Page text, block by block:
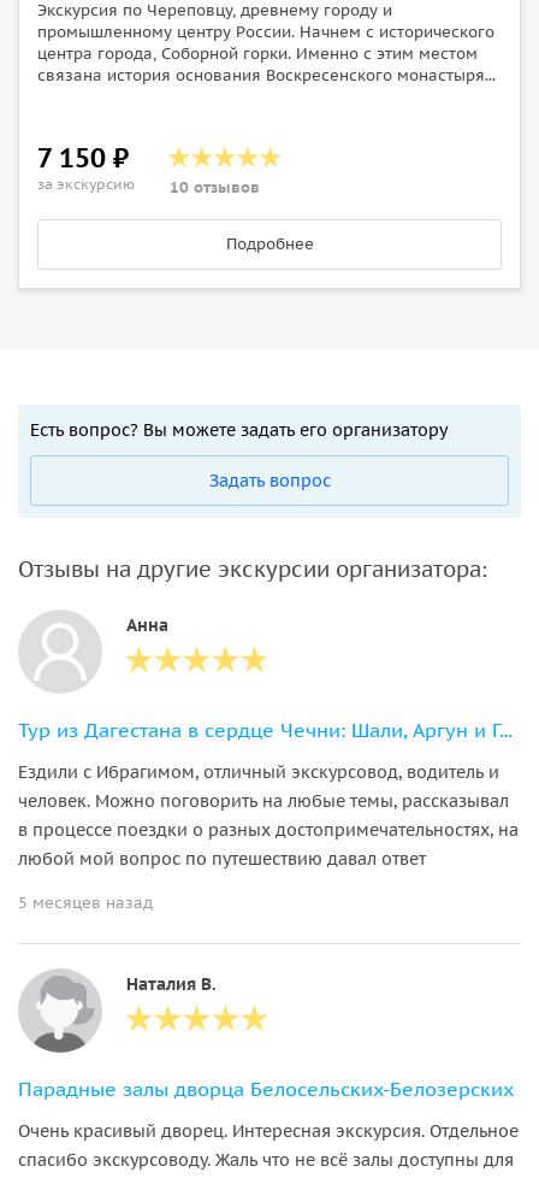
Экскурсия по Череповцу, древнему городу и
промышленному центру России. Начнем с исторического
центра города, Соборной горки. Именно с этим местом
связана история основания Воскресенского монастыря...
7 150 ₽
за экскурсию 10 отзывов
Подробнее
Есть вопрос? Вы можете задать его организатору
Задать вопрос
Отзывы на другие экскурсии организатора:
Анна
Тур из Дагестана в сердце Чечни: Шали, Аргун и Грозный
Ездили с Ибрагимом, отличный экскурсовод, водитель и
человек. Можно поговорить на любые темы, рассказывал
в процессе поездки о разных достопримечательностях, на
любой мой вопрос по путешествию давал ответ
5 месяцев назад
Наталия В.
Парадные залы дворца Белосельских-Белозерских
Очень красивый дворец. Интересная экскурсия. Отдельное
спасибо экскурсоводу. Жаль что не всё залы доступны для